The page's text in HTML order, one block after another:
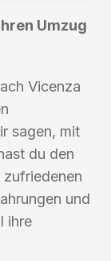
Umzug
Vicenza
sagen, mit
du den
und
ihre